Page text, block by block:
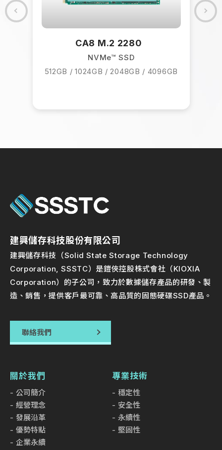
CA8 M.2 2280
NVMe™ SSD
512GB / 1024GB / 2048GB / 4096GB
建興儲存科技股份有限公司
建興儲存科技（Solid State Storage Technology
Corporation, SSSTC）是鎧俠控股株式會社（KIOXIA
Corporation）的子公司，致力於數據儲存產品的研發、製
造、銷售，提供客戶最可靠、高品質的固態硬碟SSD產品。
聯絡我們
關於我們
公司簡介
經營理念
發展沿革
優勢特點
企業永續
專業技術
穩定性
安全性
永續性
堅固性